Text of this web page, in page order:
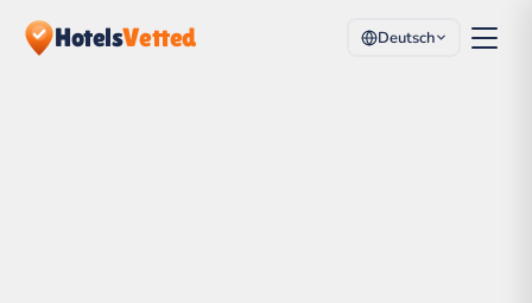
HotelsVetted Deutsch